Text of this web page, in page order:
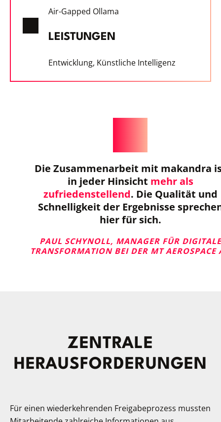
Air-Gapped Ollama
LEISTUNGEN
Entwicklung, Künstliche Intelligenz
Die Zusammenarbeit mit makandra
in jeder Hinsicht mehr als
zufriedenstellend. Die Qualität und
Schnelligkeit der Ergebnisse
hier für sich.
PAUL SCHYNOLL, MANAGER FÜR DIGITALE
TRANSFORMATION BEI DER MT AEROSPACE
ZENTRALE
HERAUSFORDERUNGEN
Für einen wiederkehrenden Freigabeprozess mussten